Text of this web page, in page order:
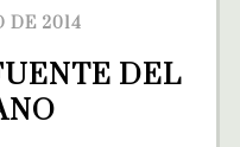
DE 2014
DEL